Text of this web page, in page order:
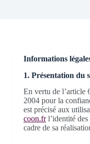
Informations
1. Présentation du
En vertu de l’article
2004 pour la
est précisé aux
coon.frl’identité des
cadre de sa